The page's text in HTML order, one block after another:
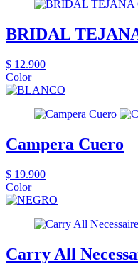
BRIDAL
$ 12.900
Color
Campera Cuero
$ 19.900
Color
Carry All